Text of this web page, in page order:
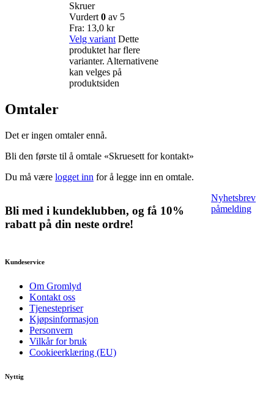
Skruer
Vurdert 0 av 5
Fra: 13,0 kr
Velg variant Dette
produktet har flere
varianter. Alternativene
kan velges på
produktsiden
Omtaler
Det er ingen omtaler ennå.
Bli den første til å omtale «Skruesett for kontakt»
Du må være logget inn for å legge inn en omtale.
Bli med i kundeklubben, og få 10%
rabatt på din neste ordre!
Nyhetsbrev
påmelding
Kundeservice
Om Gromlyd
Kontakt oss
Tjenestepriser
Kjøpsinformasjon
Personvern
Vilkår for bruk
Cookieerklæring (EU)
Nyttig